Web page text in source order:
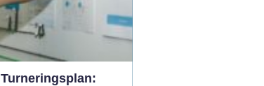
Turneringsplan: